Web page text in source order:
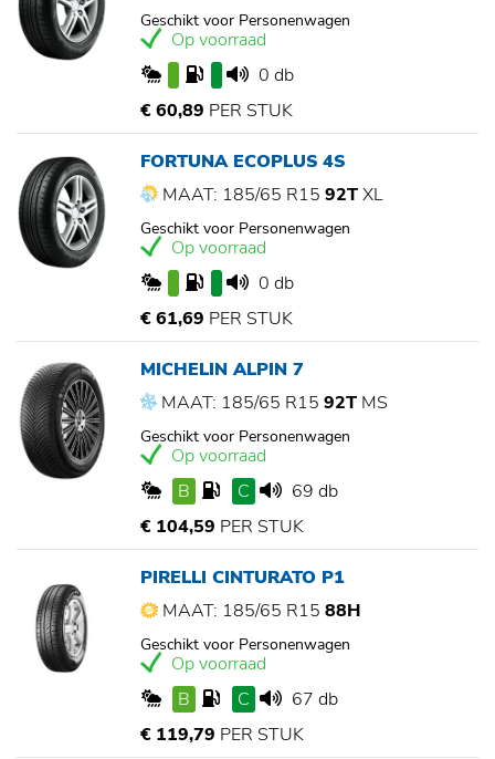
Geschikt voor Personenwagen
Op voorraad
0 db
€ 60,89 PER STUK
FORTUNA ECOPLUS 4S
MAAT: 185/65 R15 92TXL
Geschikt voor Personenwagen
Op voorraad
0 db
€ 61,69 PER STUK
MICHELIN ALPIN 7
MAAT: 185/65 R15 92T MS
Geschikt voor Personenwagen
Op voorraad
B
C
69 db
€ 104,59 PER STUK
PIRELLI CINTURATO P1
MAAT: 185/65 R15 88H
Geschikt voor Personenwagen
Op voorraad
B
C
67 db
€ 119,79 PER STUK